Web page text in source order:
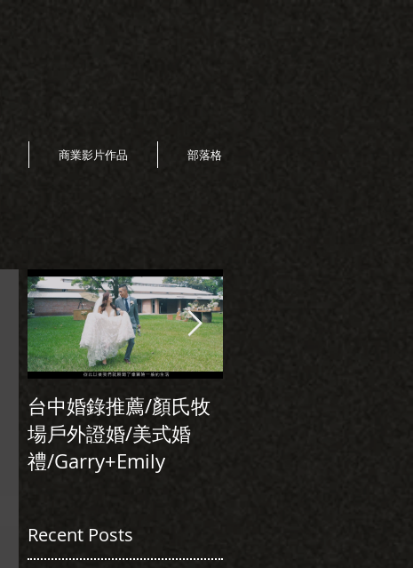
商業影片作品 部落格
Featured Posts
台中婚錄推薦/顏氏牧
場戶外證婚/美式婚
禮/Garry+Emily
Recent Posts